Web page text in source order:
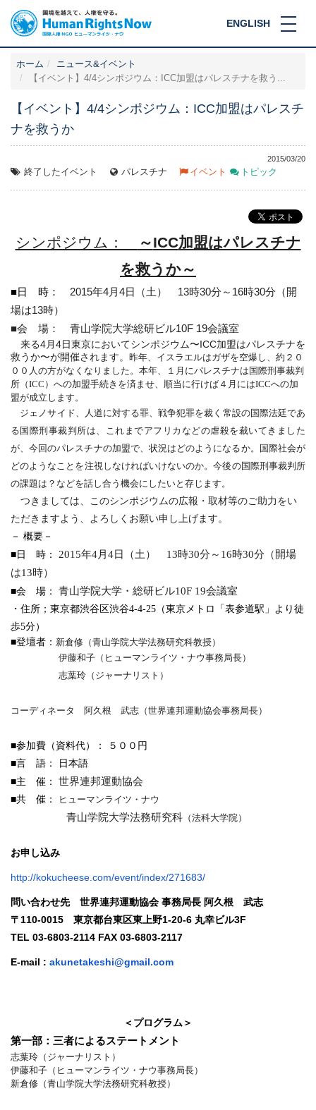
ENGLISH
ホーム
ニュース&イベント
【イベント】4/4シンポジウム：ICC加盟はパレスチナを救う...
【イベント】4/4シンポジウム：ICC加盟はパレスチ
ナを救うか
2015/03/20
終了したイベント パレスチナ イベント トピック
シンポジウム： ～ICC加盟はパレスチナ
を救うか～
■日 時： 2015年4月4日（土） 13時30分～ 16時30分（開
場は13時）
■会 場： 青山学院大学総研ビル10F 19会議室
来る4月4日東京においてシンポジウム〜ICC加盟はパレスチナを
救うか〜が開催されます。 昨年、イスラエルはガザを空爆し、 約２０
００人の方がなくなりました。本年、
１月にパレスチナは国際刑事裁判
所（ICC ） への加盟手続きを済ませ、順当に行けば４月にはICCへの加
盟が成立します。
ジェノサイド、人道に対する罪、戦争犯罪を裁く常設の国際法廷であ
る国際刑事裁判所は、
これまでアフリカなどの虐殺を裁いてきました
が、今回のパレスチナの加盟で、状況はどのようになるか。 国際社会が
どのようなことを注視しなければいけないのか。今後の国際刑事裁判所
の課題は？ などを話し合う機会にしたいと存じます。
つきましては、このシンポジウムの広報・ 取材等のご助力をい
ただきますよう、
よろしくお願い申し上げます。
－ 概要－
■日 時： 2015年4月4日（土） 13時30分～ 16時30分（開場
は13時）
■会 場： 青山学院大学・総研ビル10F 19会議室
・住所；東京都渋谷区渋谷4-4-25 （東京メトロ「表参道駅」
より徒
歩5分）
■登壇者： 新倉修（青山学院大学法務研究科教授）
伊藤和子（ヒューマンライツ・ナウ事務局長）
志葉玲（ジャーナリスト）
コーディネータ 阿久根 武志（世界連邦運動協会事務局長）
■参加費（資料代）： ５００円
■言 語： 日本語
■主 催： 世界連邦運動協会
■共 催： ヒューマンライツ・ナウ
青山学院大学法務研究科 （法科大学院）
お申し込み
http://kokucheese.com/event/index/271683/
問い合わせ先 世界連邦運動協会 事務局長 阿久根 武志
〒 110-0015 東京都台東区東上野1-20-6 丸幸ビル3F
TEL 03-6803-2114 FAX 03-6803-2117
E-mail : akunetakeshi@gmail.com
＜プログラム＞
第一部：三者によるステートメント
志葉玲（ジャーナリスト）
伊藤和子（ヒューマンライツ・ナウ事務局長）
新倉修（青山学院大学法務研究科教授）